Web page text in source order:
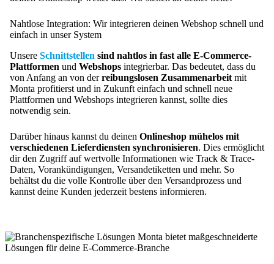
Nahtlose Integration: Wir integrieren deinen Webshop schnell und
einfach in unser System
Unsere Schnittstellen sind nahtlos in fast alle E-Commerce-
Plattformen und Webshops integrierbar. Das bedeutet, dass du
von Anfang an von derreibungslosen Zusammenarbeit mit
Monta profitierst und in Zukunft einfach und schnell neue
Plattformen und Webshops integrieren kannst, sollte dies
notwendig sein.
Darüber hinaus kannst du deinen Onlineshop mühelos mit
verschiedenen Lieferdiensten synchronisieren. Dies ermöglicht
dir den Zugriff auf wertvolle Informationen wie Track & Trace-
Daten, Vorankündigungen, Versandetiketten und mehr. So
behältst du die volle Kontrolle über den Versandprozess und
kannst deine Kunden jederzeit bestens informieren.